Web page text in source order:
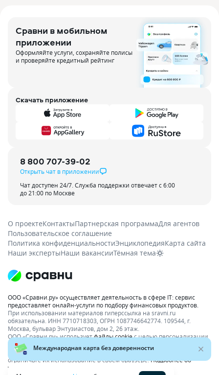
Сравни в мобильном
приложении
Оформляйте услуги, сохраняйте полисы
и проверяйте кредитный рейтинг
Скачать приложение
8 800 707-39-02
Открыть чат в приложении
Чат доступен 24/7. Служба поддержки отвечает с 6:00
до 21:00 по Москве
О проектеКонтактыПартнерская программаДля агентов
Пользовательское соглашение
Политика конфиденциальностиЭнциклопедияКарта сайта
Наши экспертыНаши вакансииТёмная тема
ООО «Сравни.ру» осуществляет деятельность в сфере IT: сервис
предоставляет онлайн-услуги по подбору финансовых продуктов.
При использовании материалов гиперссылка на sravni.ru
обязательна. ИНН 7710718303, ОГРН 1087746642774. 109544, г.
Москва, бульвар Энтузиастов, дом 2, 26 этаж.
ООО «Сравни.ру» используетфайлы cookieс целью персонализации
сервисов и повышения удобства пользования веб-сайтом. Если вы
не хотите, чтобы ваши пользовательские данные обрабатывались,
ограничьте их использование в своём браузере.Подробнее об
условиях.